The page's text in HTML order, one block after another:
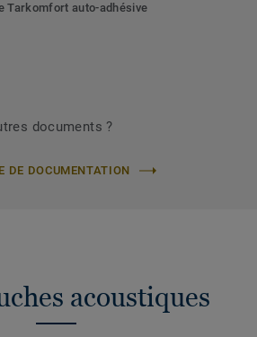
Tarkomfort auto-adhésive
documents ?
DE DOCUMENTATION
acoustiques